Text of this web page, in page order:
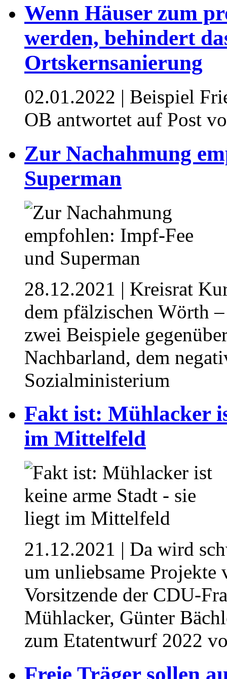
Wenn Häuser zum
werden, behindert
Ortskernsanierung
02.01.2022 | Beispiel
OB antwortet auf Post
Zur Nachahmung
Superman
28.12.2021 | Kreisrat
dem pfälzischen Wörth
zwei Beispiele
Nachbarland, dem
Sozialministerium
Fakt ist: Mühlacker
im Mittelfeld
21.12.2021 | Da wird
um unliebsame Projekte
Vorsitzende der CDU-
Mühlacker, Günter
zum Etatentwurf 2022